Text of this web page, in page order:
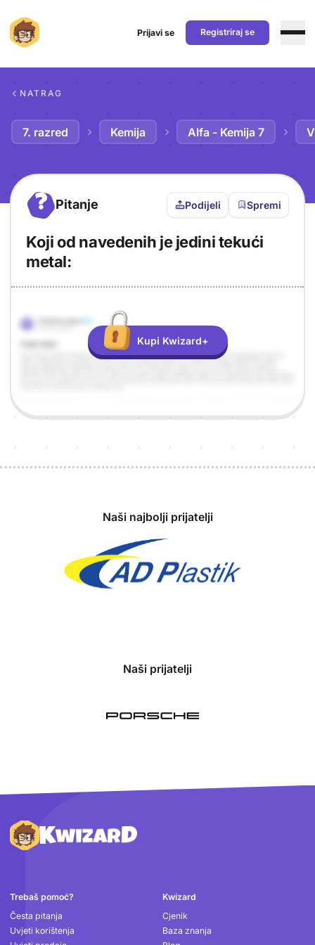
Prijavi se Registriraj se
NATRAG
7. razred Kemija Alfa - Kemija 7
? Pitanje Podijeli Spremi
Koji od navedenih je jedini tekući
metal:
Odgovor
Objašnjenje
Kupi Kwizard+
Naši najbolji prijatelji
Naši prijatelji
Podnožje
Trebaš pomoć?
Česta pitanja
Uvjeti korištenja
Kwizard
Cjenik
Baza znanja